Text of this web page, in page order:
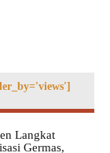
Langkat
Germas,